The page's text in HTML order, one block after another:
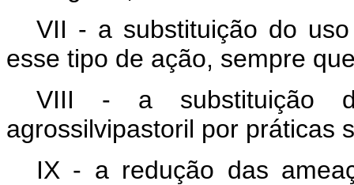
VII - a substituição do
esse tipo de ação, sempre
VIII - a substituição
agrossilvipastoril por práticas
IX - a redução das